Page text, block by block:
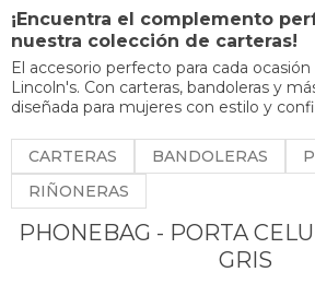
¡Encuentra el complemento
nuestra colección de carteras!
El accesorio perfecto para cada
Lincoln's. Con carteras, bandoleras y
diseñada para mujeres con estilo y
CARTERAS BANDOLERAS
RIÑONERAS
PHONEBAG - PORTA
GRIS